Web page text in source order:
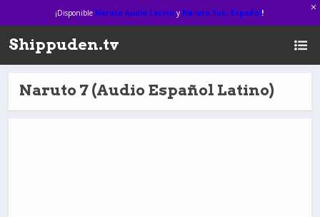
¡Disponible Naruto Audio Latinoy Naruto Sub. Español!
Shippuden.tv
Naruto 7 (Audio Español Latino)